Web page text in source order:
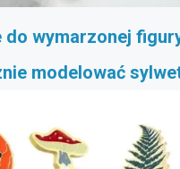
do wymarzonej
modelować